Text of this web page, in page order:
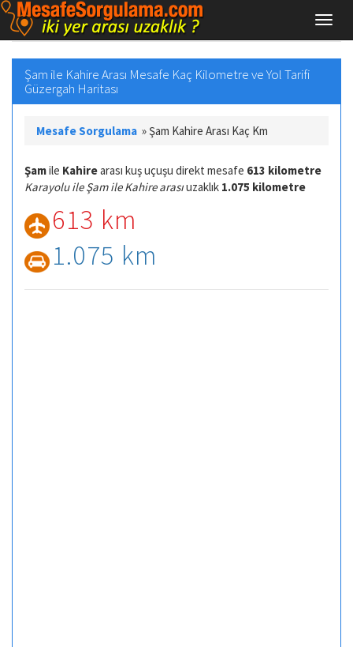
Şam ile Kahire Arası Mesafe Kaç Kilometre ve Yol Tarifi
Güzergah Haritası
Mesafe Sorgulama »Şam Kahire Arası Kaç Km
Şamile Kahirearası kuş uçuşu direkt mesafe 613 kilometre
Karayolu ile Şam ile Kahire arasıuzaklık 1.075 kilometre
613 km
1.075 km